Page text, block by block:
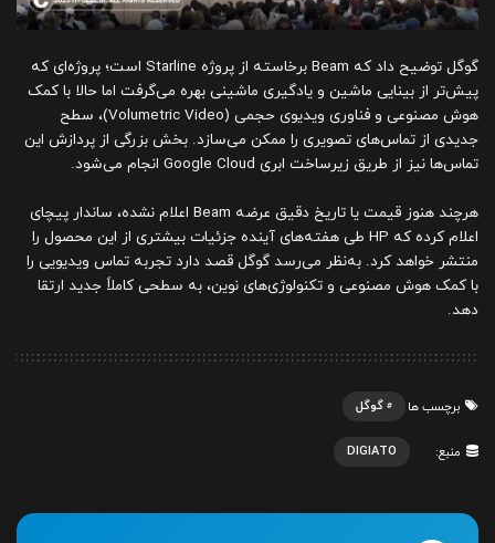
گوگل توضیح داد که Beam برخاسته از پروژه Starline است؛ پروژه‌ای که
پیش‌تر از بینایی ماشین و یادگیری ماشینی بهره می‌گرفت اما حالا با کمک
هوش مصنوعی و فناوری ویدیوی حجمی (Volumetric Video)، سطح
جدیدی از تماس‌های تصویری را ممکن می‌سازد. بخش بزرگی از پردازش این
تماس‌ها نیز از طریق زیرساخت ابری Google Cloud انجام می‌شود.
هرچند هنوز قیمت یا تاریخ دقیق عرضه Beam اعلام نشده، ساندار پیچای
اعلام کرده که HP طی هفته‌های آینده جزئیات بیشتری از این محصول را
منتشر خواهد کرد. به‌نظر می‌رسد گوگل قصد دارد تجربه تماس ویدیویی را
با کمک هوش مصنوعی و تکنولوژی‌های نوین، به سطحی کاملاً جدید ارتقا
دهد.
برچسب ها گوگل
منبع: DIGIATO